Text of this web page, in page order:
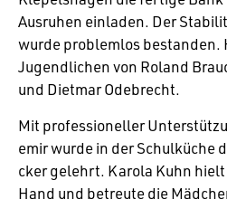
Ausruhen einladen. Der
wurde problemlos bestanden.
Jugend­li­chen von Roland
und Dietmar Odebrecht.
Mit profes­sio­neller
emir wurde in der Schul­küche
cker gelehrt. Karola Kuhn
Hand und betreute die